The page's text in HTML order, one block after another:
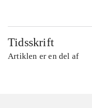
Tidsskrift
Artiklen er en del af